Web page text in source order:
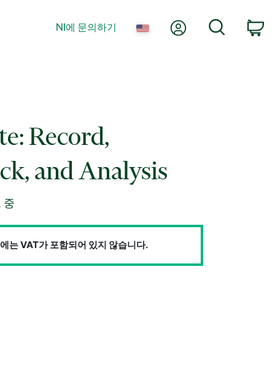
NI에 문의하기 내 계정
Record,
and Analysis
중
는 VAT가 포함되어 있지 않습니다.